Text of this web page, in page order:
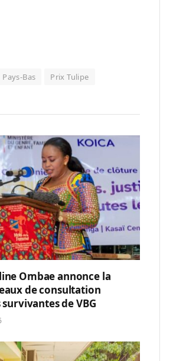
Pays-Bas Prix Tulipe
Ombae annonce la
de consultation
de VBG